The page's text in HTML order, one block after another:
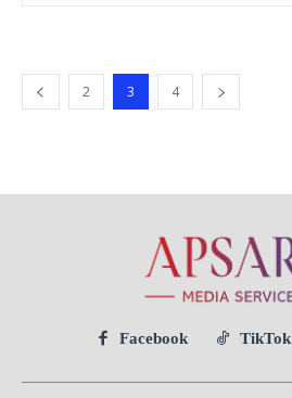
2 3 4
Facebook TikTok